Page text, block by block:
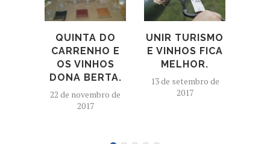
QUINTA DO
CARRENHO E
OS VINHOS
DONA BERTA.
22 de novembro de
2017
UNIR TURISMO
E VINHOS FICA
MELHOR.
13 de setembro de
2017